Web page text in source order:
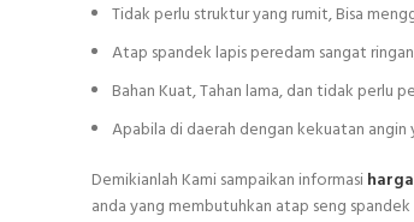
Tidak perlu struktur yang rumit, Bisa
Atap spandek lapis peredam sangat
Bahan Kuat, Tahan lama, dan tidak perlu
Apabila di daerah dengan kekuatan
Demikianlah Kami sampaikan informasi
anda yang membutuhkan atap seng